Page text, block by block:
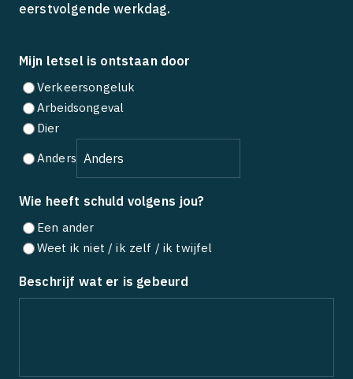
eerstvolgende werkdag.
Mijn letsel is ontstaan door
Verkeersongeluk
Arbeidsongeval
Dier
Anders
Wie heeft schuld volgens jou?
Een ander
Weet ik niet / ik zelf / ik twijfel
Beschrijf wat er is gebeurd